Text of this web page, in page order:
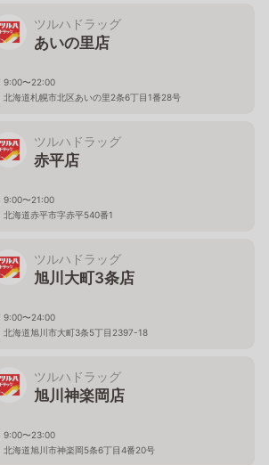
ツルハドラッグ
あいの里店
9:00〜22:00
北海道札幌市北区あいの里2条6丁目1番28号
ツルハドラッグ
赤平店
9:00〜21:00
北海道赤平市字赤平540番1
ツルハドラッグ
旭川大町3条店
9:00〜24:00
北海道旭川市大町3条5丁目2397-18
ツルハドラッグ
旭川神楽岡店
9:00〜23:00
北海道旭川市神楽岡5条6丁目4番20号